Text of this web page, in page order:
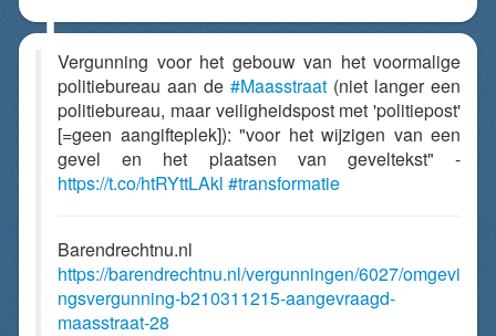
Vergunning voor het gebouw van het voormalige
politiebureau aan de #Maasstraat (niet langer een
politiebureau, maar veiligheidspost met 'politiepost'
[=geen aangifteplek]): "voor het wijzigen van een
gevel en het plaatsen van geveltekst" -
https://t.co/htRYttLAkl #transformatie
Barendrechtnu.nl
https://barendrechtnu.nl/vergunningen/6027/omgevi
ngsvergunning-b210311215-aangevraagd-
maasstraat-28